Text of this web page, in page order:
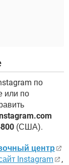
по
или по
(США).
центр
Instagram
,